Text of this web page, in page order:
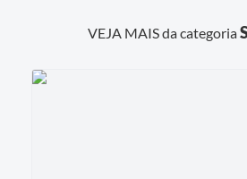
VEJA MAIS da categoria